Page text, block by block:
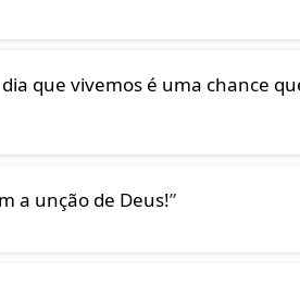
que vivemos é uma chance
a unção de Deus!”